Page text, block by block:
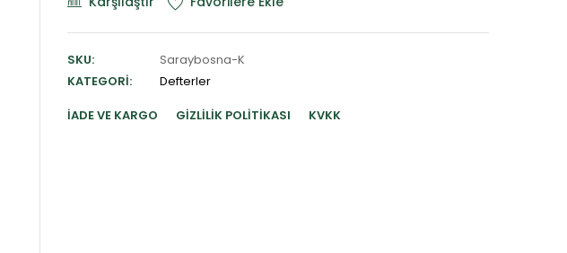
SKU:
Saraybosna-K
KATEGORI:
Defterler
İADE VE KARGO
GIZLILIK POLITIKASI KVKK